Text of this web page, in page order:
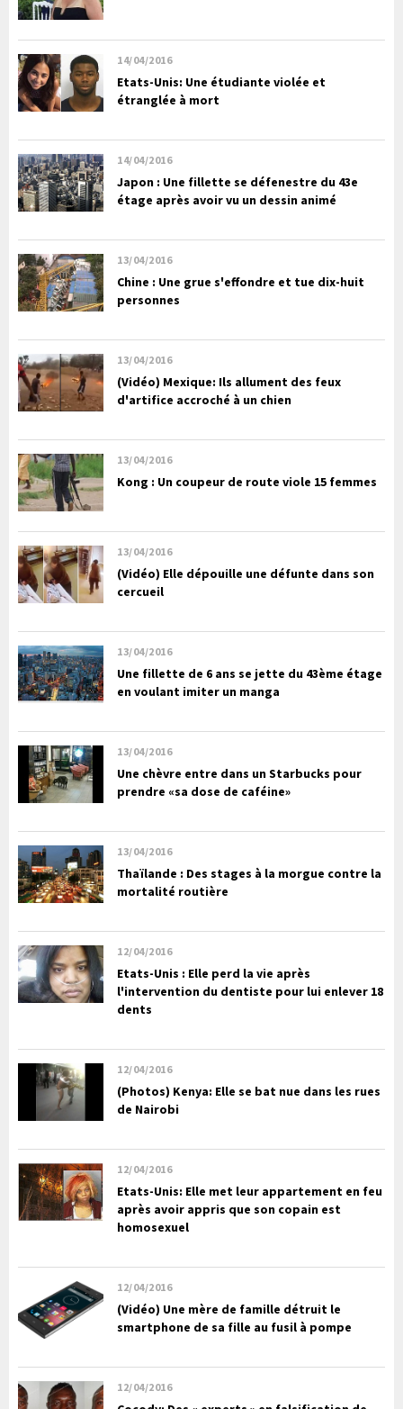
14/04/2016
Etats-Unis: Une étudiante violée et
étranglée à mort
14/04/2016
Japon : Une fillette se défenestre du 43e
étage après avoir vu un dessin animé
13/04/2016
Chine : Une grue s'effondre et tue dix-huit
personnes
13/04/2016
(Vidéo) Mexique: Ils allument des feux
d'artifice accroché à un chien
13/04/2016
Kong : Un coupeur de route viole 15 femmes
13/04/2016
(Vidéo) Elle dépouille une défunte dans son
cercueil
13/04/2016
Une fillette de 6 ans se jette du 43ème étage
en voulant imiter un manga
13/04/2016
Une chèvre entre dans un Starbucks pour
prendre «sa dose de caféine»
13/04/2016
Thaïlande : Des stages à la morgue contre la
mortalité routière
12/04/2016
Etats-Unis : Elle perd la vie après
l'intervention du dentiste pour lui enlever 18
dents
12/04/2016
(Photos) Kenya: Elle se bat nue dans les rues
de Nairobi
12/04/2016
Etats-Unis: Elle met leur appartement en feu
après avoir appris que son copain est
homosexuel
12/04/2016
(Vidéo) Une mère de famille détruit le
smartphone de sa fille au fusil à pompe
12/04/2016